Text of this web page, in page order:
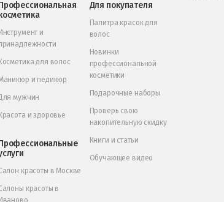
Инструмент и
Косметика для волос
и педикюр
мужчин
Красота и здоровье
красоты в Москве
красоты в
Иваново
Для покупателя
Палитра красок для
волос
Новинки
профессиональной
косметики
Подарочные наборы
Проверь свою
накопительную скидку
Книги и статьи
Обучающее видео